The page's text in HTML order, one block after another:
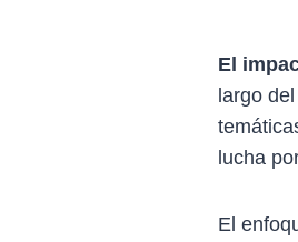
El
largo
lucha
El